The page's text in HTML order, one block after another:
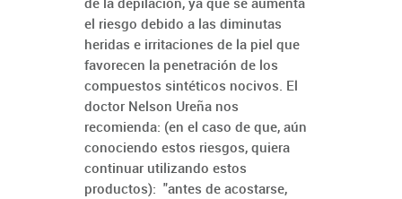
el riesgo debido a las diminutas
heridas e irritaciones de la piel que
favorecen la penetración de los
compuestos sintéticos nocivos. El
doctor Nelson Ureña nos
recomienda: (en el caso de que, aún
conociendo estos riesgos, quiera
continuar utilizando estos
productos): "antes de acostarse,